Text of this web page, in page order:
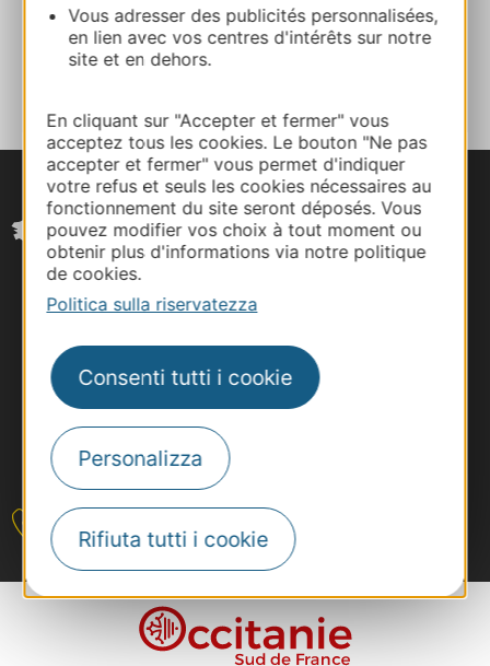
Vous adresser des publicités personnalisées,
en lien avec vos centres d'intérêts sur notre
site et en dehors.
En cliquant sur "Accepter et fermer" vous
acceptez tous les cookies. Le bouton "Ne pas
accepter et fermer" vous permet d'indiquer
votre refus et seuls les cookies nécessaires au
fonctionnement du site seront déposés. Vous
pouvez modifier vos choix à tout moment ou
obtenir plus d'informations via notre politique
de cookies.
Politica sulla riservatezza
Consenti tutti i cookie
Personalizza
Rifiuta tutti i cookie
AGGIUNGI
AL TACCUINO
#VoyageOccitanie
Contattateci